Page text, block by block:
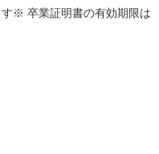
※ 卒業証明書の有効期限は